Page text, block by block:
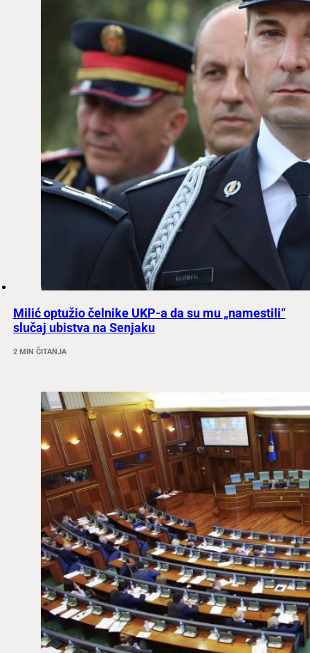
Milić optužio čelnike UKP-a da su mu „namestili“
slučaj ubistva na Senjaku
2 MIN ČITANJA